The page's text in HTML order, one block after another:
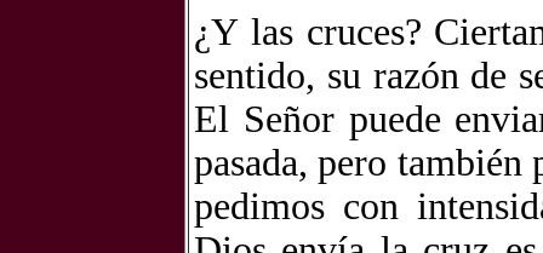
¿Y las cruces?
sentido, su razón de
El Señor puede
pasada, pero también
pedimos con